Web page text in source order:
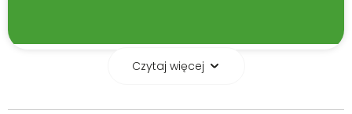
Czytaj więcej